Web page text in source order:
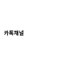
카톡채널